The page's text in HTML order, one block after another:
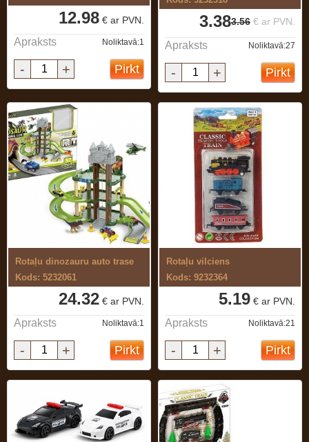
12.98 € ar PVN.
Apraksts Noliktavā:1
- + Pirkt
3.56 € ar PVN.
3.38
Apraksts Noliktavā:27
- + Pirkt
Rotaļu dinozauru auto trase
Kods: 5232061
24.32 € ar PVN.
Apraksts Noliktavā:1
- + Pirkt
Rotaļu vilciens
Kods: 9232364
5.19 € ar PVN.
Apraksts Noliktavā:21
- + Pirkt